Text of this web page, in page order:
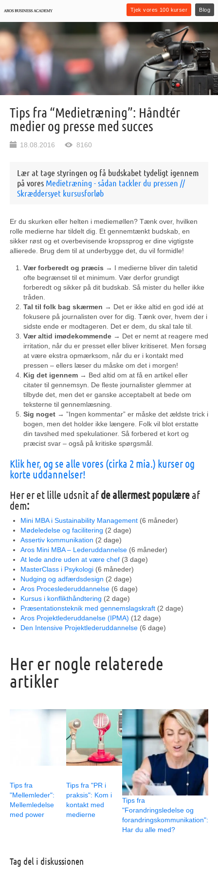
Tjek vores 100 kurser Blog
Tips fra “Medietræning”: Håndtér
medier og presse med succes
18.08.2016 8160
Lær at tage styringen og få budskabet tydeligt igennem
på vores Medietræning - sådan tackler du pressen //
Skræddersyet kursusforløb
Er du skurken eller helten i mediemøllen? Tænk over, hvilken
rolle medierne har tildelt dig. Et gennemtænkt budskab, en
sikker røst og et overbevisende kropssprog er dine vigtigste
allierede. Brug dem til at underbygge det, du vil formidle!
Vær forberedt og præcis → I medierne bliver din taletid
ofte begrænset til et minimum. Vær derfor grundigt
forberedt og sikker på dit budskab. Så mister du heller ikke
tråden.
Tal til folk bag skærmen → Det er ikke altid en god idé at
fokusere på journalisten over for dig. Tænk over, hvem der i
sidste ende er modtageren. Det er dem, du skal tale til.
Vær altid imødekommende → Det er nemt at reagere med
irritation, når du er presset eller bliver kritiseret. Men forsøg
at være ekstra opmærksom, når du er i kontakt med
pressen – ellers læser du måske om det i morgen!
Kig det igennem → Bed altid om at få en artikel eller
citater til gennemsyn. De fleste journalister glemmer at
tilbyde det, men det er ganske acceptabelt at bede om
teksterne til gennemlæsning.
Sig noget → ”Ingen kommentar” er måske det ældste trick i
bogen, men det holder ikke længere. Folk vil blot erstatte
din tavshed med spekulationer. Så forbered et kort og
præcist svar – også på kritiske spørgsmål.
Klik her, og se alle vores (cirka 2 mia.) kurser og
korte uddannelser!
Her er et lille udsnit afde allermest populæreaf
dem:
Mini MBA i Sustainability Management (6 måneder)
Mødeledelse og facilitering (2 dage)
Assertiv kommunikation (2 dage)
Aros Mini MBA – Lederuddannelse (6 måneder)
At lede andre uden at være chef (3 dage)
MasterClass i Psykologi (6 måneder)
Nudging og adfærdsdesign (2 dage)
Aros Proceslederuddannelse (6 dage)
Kursus i konflikthåndtering (2 dage)
Præsentationsteknik med gennemslagskraft (2 dage)
Aros Projektlederuddanelse (IPMA) (12 dage)
Den Intensive Projektlederuddannelse (6 dage)
Her er nogle relaterede
artikler
Tips fra
"Mellemleder":
Mellemledelse
med power
Tips fra "PR i
praksis": Kom i
kontakt med
medierne
Tips fra
"Forandringsledelse og
forandringskommunikation":
Har du alle med?
Tag del i diskussionen